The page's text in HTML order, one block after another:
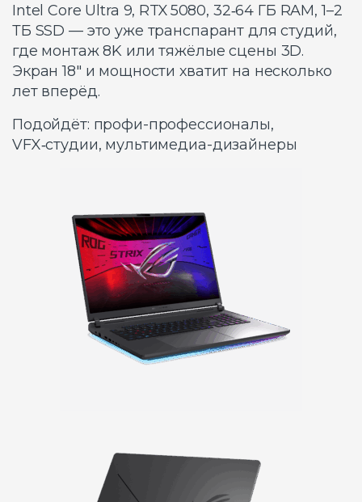
Intel Core Ultra 9, RTX 5080, 32‑64 ГБ RAM, 1–2
ТБ SSD — это уже транспарант для студий,
где монтаж 8K или тяжёлые сцены 3D.
Экран 18″ и мощности хватит на несколько
лет вперёд.
Подойдёт: профи-профессионалы,
VFX‑студии, мультимедиа-дизайнеры